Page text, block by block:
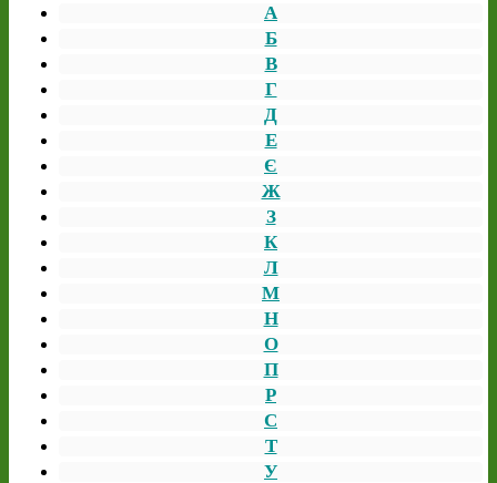
А
Б
В
Г
Д
Е
Є
Ж
З
К
Л
М
Н
О
П
Р
С
Т
У